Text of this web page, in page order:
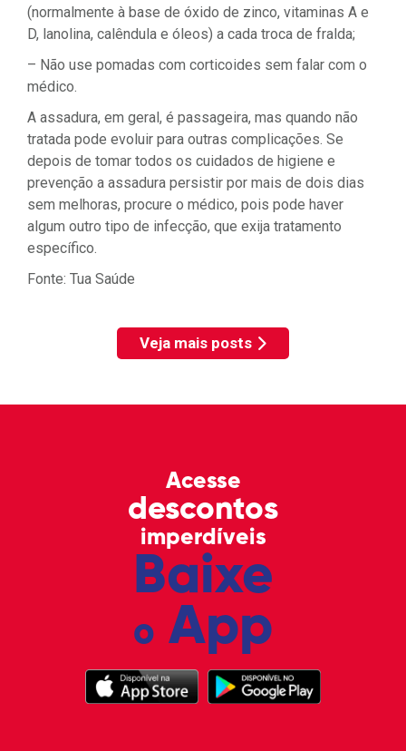
(normalmente à base de óxido de zinco, vitaminas A e
D, lanolina, calêndula e óleos) a cada troca de fralda;
– Não use pomadas com corticoides sem falar com o
médico.
A assadura, em geral, é passageira, mas quando não
tratada pode evoluir para outras complicações. Se
depois de tomar todos os cuidados de higiene e
prevenção a assadura persistir por mais de dois dias
sem melhoras, procure o médico, pois pode haver
algum outro tipo de infecção, que exija tratamento
específico.
Fonte: Tua Saúde
Veja mais posts
Acesse
descontos
imperdíveis
Baixe
o App